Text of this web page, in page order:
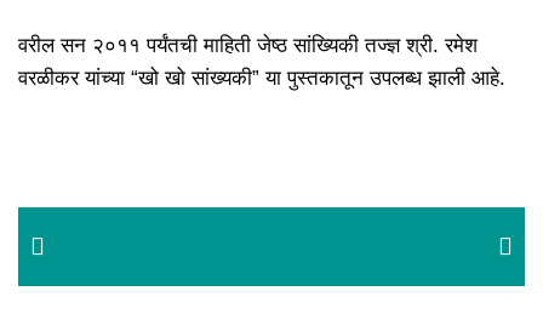
वरील सन २०११ पर्यंतची माहिती जेष्ठ सांख्यिकी तज्ज्ञ श्री. रमेश
वरळीकर यांच्या “खो खो सांख्यकी” या पुस्तकातून उपलब्ध झाली आहे.